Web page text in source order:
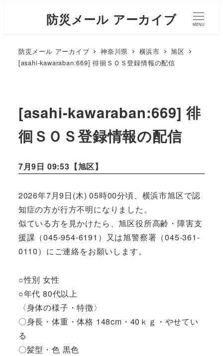
防災メール アーカイブ MENU
防災メール アーカイブ 神奈川県 横浜市
旭区
[asahi-kawaraban:669] 徘徊ＳＯＳ登録情報の配信
[asahi-kawaraban:669] 徘
徊ＳＯＳ登録情報の配信
7月9日 09:53【旭区】
2026年7月9日(木) 05時00分頃、横浜市旭区で認
知症の方が行方不明になりました。
似ている方を見かけたら、旭区役所高齢・障害支
援課（045-954-6191）又は旭警察署（045-361-
0110）にご連絡をお願いします。
○性別 女性
○年代 80代以上
〈身体の様子・特徴〉
〇身長・体重・体格 148cm・40ｋｇ・やせてい
る
〇髪型・色 黒色